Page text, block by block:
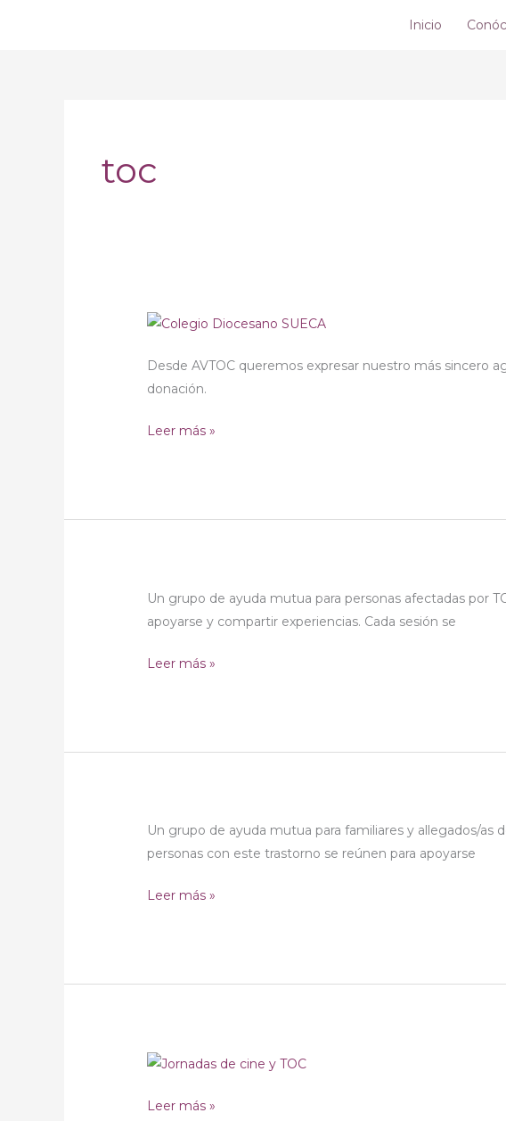
Inicio
toc
Desde AVTOC queremos expresar nuestro más sincero
donación.
Sueca
Colegio
solidario
Leer más »
Un grupo de ayuda mutua para personas afectadas por
apoyarse y compartir experiencias. Cada sesión se
GAM
Afectados
Leer más »
Un grupo de ayuda mutua para familiares y allegados/as
personas con este trastorno se reúnen para apoyarse
GAM
Familiares
Leer más »
AVTOC
en
Leer más »